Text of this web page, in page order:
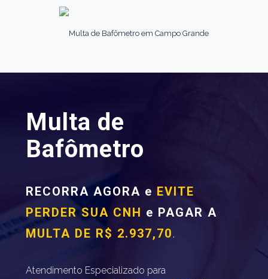
Multa de
Bafômetro
RECORRA AGORA e EVITE
PERDER SUA CNH e PAGAR A
MULTA DE R$ 2.937,70.
Atendimento Especializado para